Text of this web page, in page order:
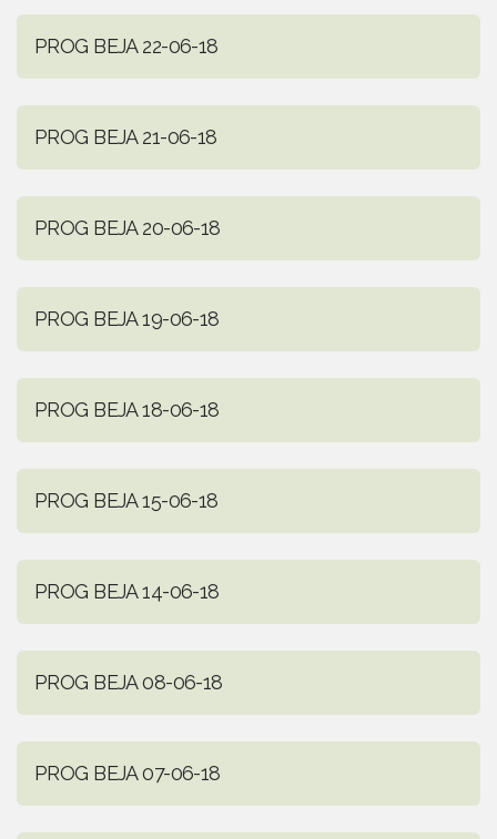
PROG BEJA 22-06-18
PROG BEJA 21-06-18
PROG BEJA 20-06-18
PROG BEJA 19-06-18
PROG BEJA 18-06-18
PROG BEJA 15-06-18
PROG BEJA 14-06-18
PROG BEJA 08-06-18
PROG BEJA 07-06-18